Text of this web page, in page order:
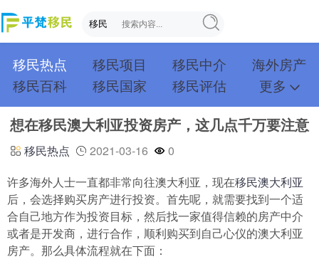
移民热点 移民项目 移民中介
海外房产
移民百科
移民国家 移民评估
更多
成功案例
投资移民 创业移民
购房移民
护照移民
技术移民 雇主移民
移民学院
联系我们
想在移民澳大利亚投资房产，这几点千万要注意
移民热点 2021-03-16
0
许多海外人士一直都非常向往澳大利亚，现在移民澳大利亚
后，会选择购买房产进行投资。首先呢，就需要找到一个适
合自己地方作为投资目标，然后找一家值得信赖的房产中介
或者是开发商，进行合作，顺利购买到自己心仪的澳大利亚
房产。那么具体流程就在下面：